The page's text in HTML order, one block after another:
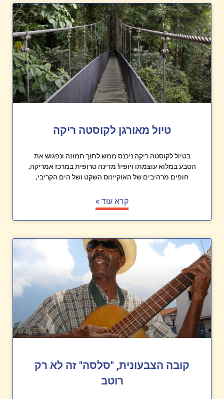
טיול מאורגן לקוסטה ריקה
בטיול לקוסטה ריקה ניכנס ממש לתוך תמונה ונפגוש את
הטבע במלוא עוצמתו ויופיו! מדינה טרופית במרכז אמריקה,
חופים מרהיבים של האוקיינוס השקט ושל הים הקריבי,
קרא עוד »
קובה הצבעונית, "סלסה" זה לא רק
רוטב